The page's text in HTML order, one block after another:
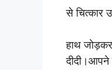
से चित्कार
हाथ
दीदी।आपने